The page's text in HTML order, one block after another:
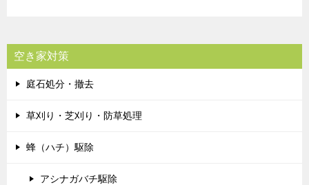
空き家対策
庭石処分・撤去
草刈り・芝刈り・防草処理
蜂（ハチ）駆除
アシナガバチ駆除